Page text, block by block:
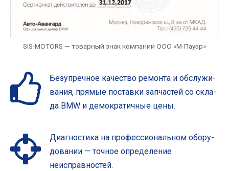
SIS-MOTORS — товар­ный знак ком­па­нии ООО «М-Пау­эр»
Без­упреч­ное каче­ство ремон­та и обслу­жи­
ва­ния, пря­мые постав­ки зап­ча­стей со скла­
да BMW и демо­кра­тич­ные цены.
Диа­гно­сти­ка на про­фес­си­о­наль­ном обо­ру­
до­ва­нии — точ­ное опре­де­ле­ние
неисправностей.